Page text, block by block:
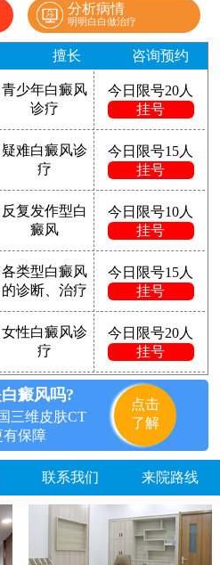
分析病情
明明白白做治疗
擅长 咨询预约
青少年白癜风
诊疗
今日限号20人
挂号
疑难白癜风诊
疗
今日限号15人
挂号
反复发作型白
癜风
今日限号10人
挂号
各类型白癜风
的诊断、治疗
今日限号15人
挂号
女性白癜风诊
疗
今日限号20人
挂号
癜风吗?
三维皮肤CT
有保障
点击
了解
联系我们 来院路线